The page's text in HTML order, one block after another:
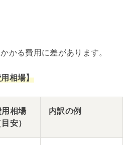
かる費用に差があります。
相場】
用相場
目安）
内訳の例